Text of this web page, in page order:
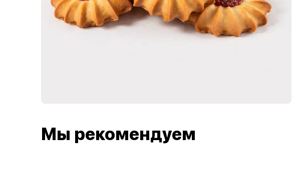
Мы рекомендуем